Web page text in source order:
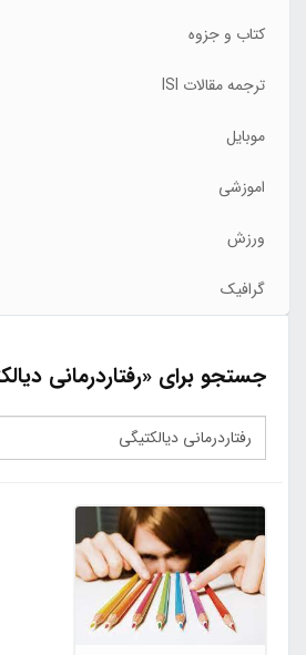
کتاب و جزوه
ترجمه مقالات ISI
موبایل
اموزشی
ورزش
گرافیک
جستجو برای «رفتاردرمانی